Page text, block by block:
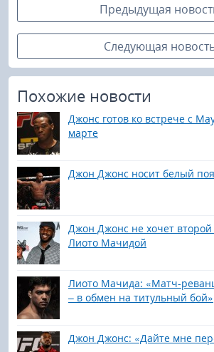
Предыдущая
Следующая
Похожие новости
Джонс готов ко встрече с
марте
Джон Джонс носит белый
Джон Джонс не хочет второй
Лиото Мачидой
Лиото Мачида: «Матч-
– в обмен на титульный бой»
Джон Джонс: «Дайте мне